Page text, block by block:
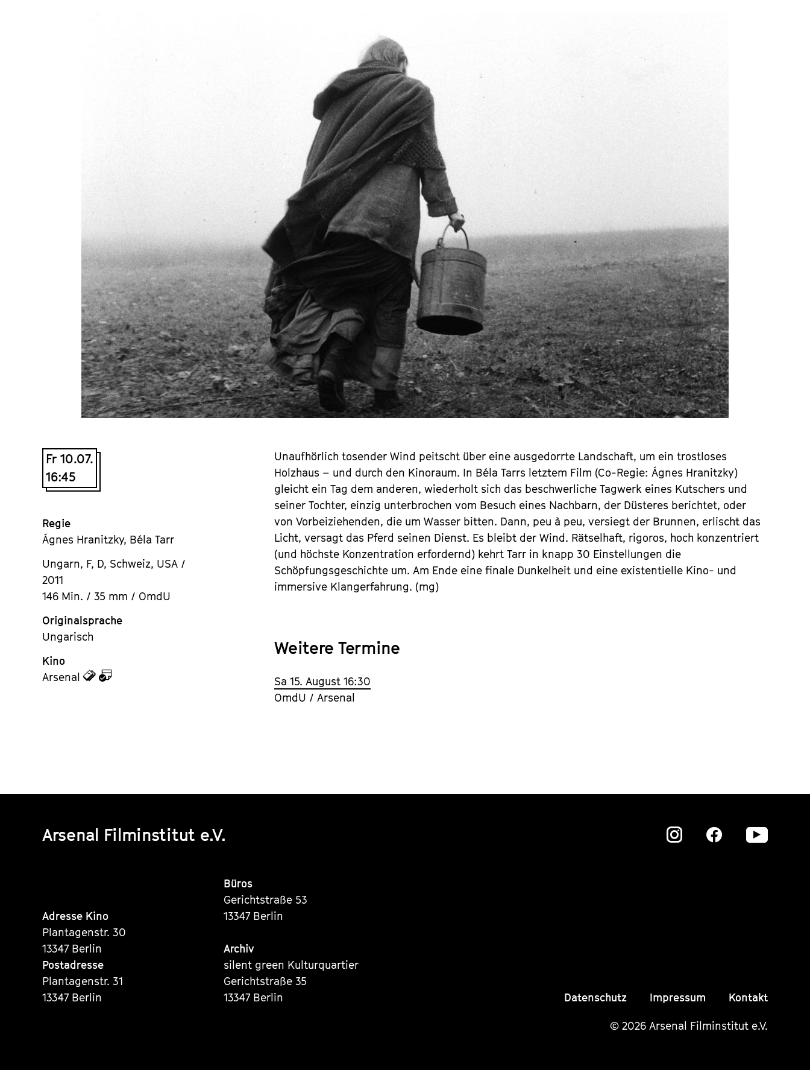
Fr 10.07.
16:45
Regie
Ágnes Hranitzky, Béla Tarr
Ungarn, F, D, Schweiz, USA /
2011
146 Min. / 35 mm / OmdU
Originalsprache
Ungarisch
Kino
Arsenal
zu
Unaufhörlich tosender Wind peitscht über eine ausgedorrte Landschaft, um ein trostloses
Holzhaus – und durch den Kinoraum. In Béla Tarrs letztem Film (Co-Regie: ­Ágnes Hranitzky)
gleicht ein Tag dem anderen, wiederholt sich das beschwerliche Tagwerk ­eines Kutschers und
seiner Tochter, einzig unterbrochen vom Besuch eines Nachbarn, der Düsteres berichtet, oder
von Vorbeiziehenden, die um Wasser bitten. Dann, peu à peu, versiegt der Brunnen, erlischt das
Licht, versagt das Pferd seinen Dienst. Es bleibt der Wind. Rät­selhaft, rigoros, hoch konzentriert
(und höchste Konzentration erfordernd) kehrt Tarr in knapp 30 Einstellungen die
Schöpfungsgeschichte um. Am Ende eine finale Dunkelheit und eine existentielle Kino- und
immersive Klangerfahrung. (mg)
Weitere Termine
Sa 15. August 16:30
OmdU / Arsenal
Arsenal Filminstitut e.V.
Zu
Zu
Zu
Adresse Kino
Plantagenstr. 30
13347 Berlin
Postadresse
Plantagenstr. 31
13347 Berlin
Büros
Gerichtstraße 53
13347 Berlin
Archiv
silent green Kulturquartier
Gerichtstraße 35
13347 Berlin
Datenschutz Impressum Kontakt
© 2026 Arsenal Filminstitut e.V.